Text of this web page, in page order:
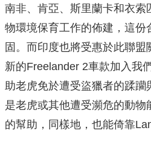
南非、肯亞、斯里蘭卡和衣索
物環境保育工作的佈建，這份
固。而印度也將受惠於此聯
新的Freelander 2車款加入我
助老虎免於遭受盜獵者的蹂
是老虎或其他遭受瀕危的動物
的幫助，同樣地，也能倚靠